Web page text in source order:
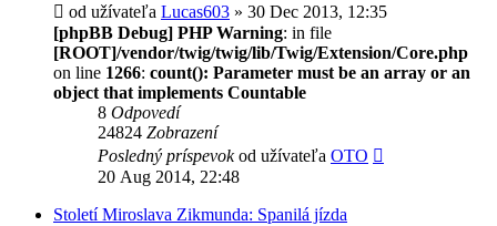
od užívateľa Lucas603 » 30 Dec 2013, 12:35
[phpBB Debug] PHP Warning: in file
[ROOT]/vendor/twig/twig/lib/Twig/Extension/Core.php
on line 1266: count(): Parameter must be an array or an
object that implements Countable
8 Odpovedí
24824 Zobrazení
Posledný príspevokod užívateľa OTO
20 Aug 2014, 22:48
Století Miroslava Zikmunda: Spanilá jízda